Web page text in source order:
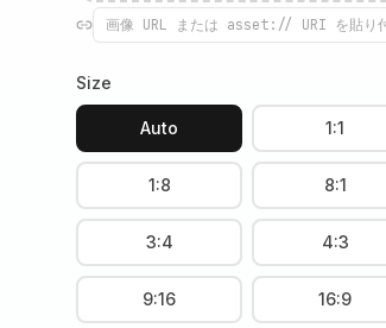
Size
Auto 1:1
1:8 8:1
3:4 4:3
9:16 16:9